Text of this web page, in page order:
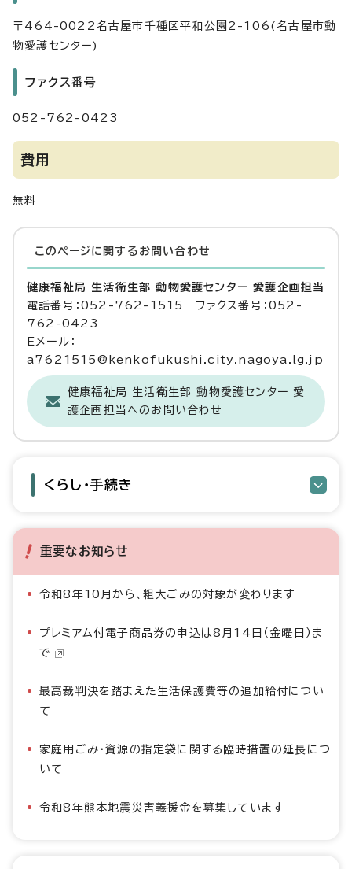
〒464-0022名古屋市千種区平和公園2-106(名古屋市動
物愛護センター)
ファクス番号
052-762-0423
費用
無料
このページに関する お問い合わせ
健康福祉局 生活衛生部 動物愛護センター 愛護企画担当
電話番号：052-762-1515 ファクス番号：052-
762-0423
Eメール：
a7621515@kenkofukushi.city.nagoya.lg.jp
健康福祉局 生活衛生部 動物愛護センター 愛
護企画担当へのお問い合わせ
くらし・手続き
重要なお知らせ
令和8年10月から、粗大ごみの対象が変わります
プレミアム付電子商品券の申込は8月14日（金曜日）ま
で
最高裁判決を踏まえた生活保護費等の追加給付につい
て
家庭用ごみ・資源の指定袋に関する臨時措置の延長につ
いて
令和8年熊本地震災害義援金を募集しています